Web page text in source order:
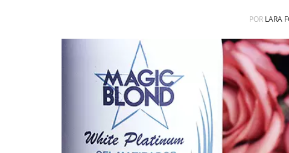
POR LARA